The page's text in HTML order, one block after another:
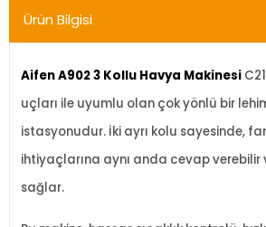
Ürün Bilgisi
Aifen A9023 Kollu Havya Makinesi
uçları ile uyumlu olan çok yönlü bir
istasyonudur. İki ayrı kolu sayesinde,
ihtiyaçlarına aynı anda cevap verebilir
sağlar.